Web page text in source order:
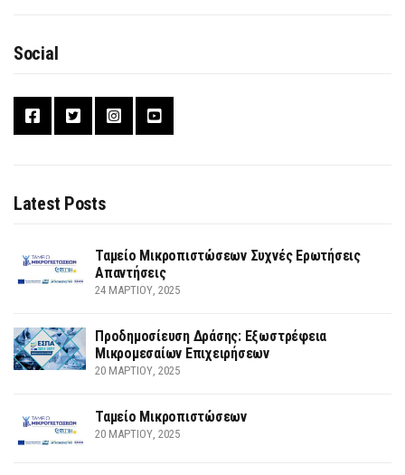
Social
Latest Posts
Ταμείο Μικροπιστώσεων Συχνές Ερωτήσεις
Απαντήσεις
24 ΜΑΡΤΊΟΥ, 2025
Προδημοσίευση Δράσης: Εξωστρέφεια
Μικρομεσαίων Επιχειρήσεων
20 ΜΑΡΤΊΟΥ, 2025
Ταμείο Μικροπιστώσεων
20 ΜΑΡΤΊΟΥ, 2025